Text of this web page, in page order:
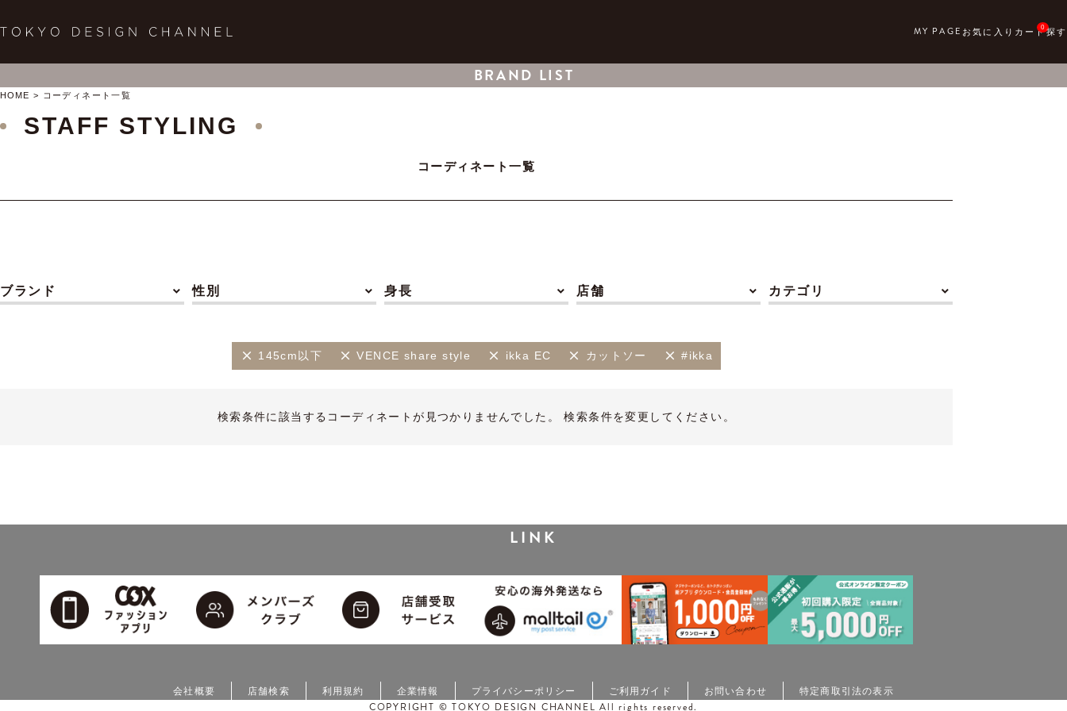
0
BRAND LIST
HOME コーディネート一覧
STAFF STYLING
コーディネート一覧
ブランド 性別 身長 店舗 カテゴリ
145cm以下 VENCE share style ikka EC カットソー #ikka
検索条件に該当するコーディネートが見つかりませんでした。 検索条件を変更してください。
LINK
会社概要 店舗検索 利用規約 企業情報 プライバシーポリシー ご利用ガイド お問い合わせ 特定商取引法の表示
COPYRIGHT © TOKYO DESIGN CHANNEL All rights reserved.